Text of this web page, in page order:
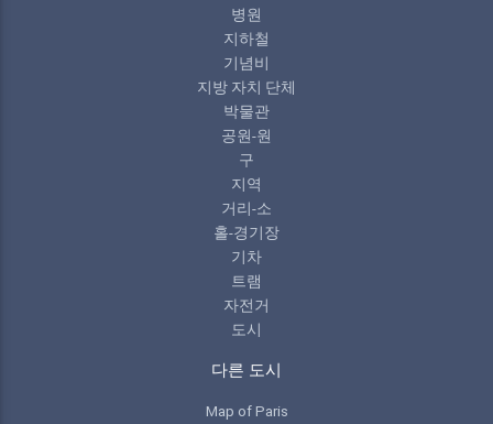
병원
지하철
기념비
지방 자치 단체
박물관
공원-원
구
지역
거리-소
홀-경기장
기차
트램
자전거
도시
다른 도시
Map of Paris